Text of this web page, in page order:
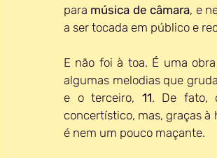
para música de câmara, e
a ser tocada em público e
E não foi à toa. É uma
algumas melodias que
e o terceiro, 11. De fato,
concertístico, mas, graças
é nem um pouco maçante.